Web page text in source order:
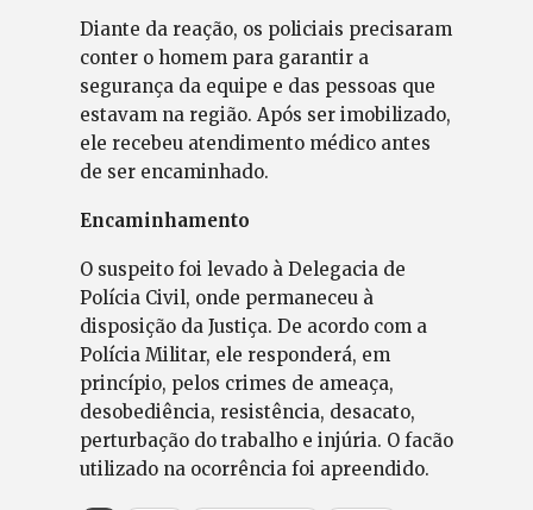
Diante da reação, os policiais precisaram
conter o homem para garantir a
segurança da equipe e das pessoas que
estavam na região. Após ser imobilizado,
ele recebeu atendimento médico antes
de ser encaminhado.
Encaminhamento
O suspeito foi levado à Delegacia de
Polícia Civil, onde permaneceu à
disposição da Justiça. De acordo com a
Polícia Militar, ele responderá, em
princípio, pelos crimes de ameaça,
desobediência, resistência, desacato,
perturbação do trabalho e injúria. O facão
utilizado na ocorrência foi apreendido.